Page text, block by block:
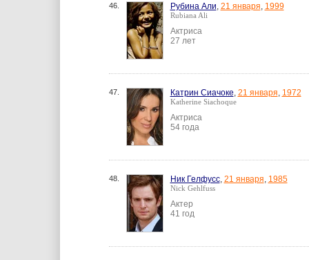
46. Рубина Али, 21 января, 1999
Rubiana Ali
Актриса
27 лет
47. Катрин Сиачоке, 21 января, 1972
Katherine Siachoque
Актриса
54 года
48. Ник Гелфусс, 21 января, 1985
Nick Gehlfuss
Актер
41 год